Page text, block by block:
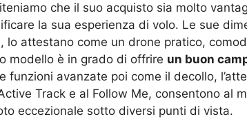
che il suo acquisto sia molto
la sua esperienza di volo. Le sue
lo attestano come un drone pratico,
modello è in grado di offrire un buon
funzioni avanzate poi come il decollo,
Track e al Follow Me, consentono al
eccezionale sotto diversi punti di vista.